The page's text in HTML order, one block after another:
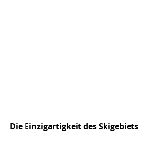
Die Einzigartigkeit des Skigebiets